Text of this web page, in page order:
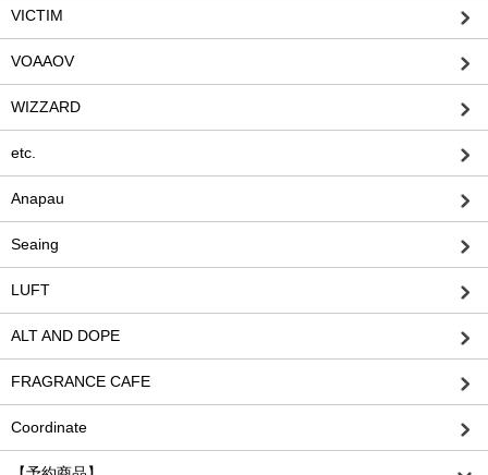
VICTIM
VOAAOV
WIZZARD
etc.
Anapau
Seaing
LUFT
ALT AND DOPE
FRAGRANCE CAFE
Coordinate